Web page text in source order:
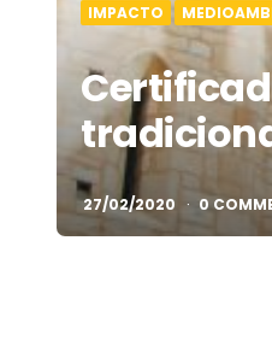
IMPACTO
27/02/2020 0